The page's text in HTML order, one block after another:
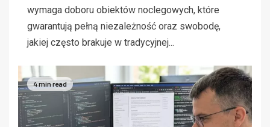
wymaga doboru obiektów noclegowych, które
gwarantują pełną niezależność oraz swobodę,
jakiej często brakuje w tradycyjnej...
4 min read